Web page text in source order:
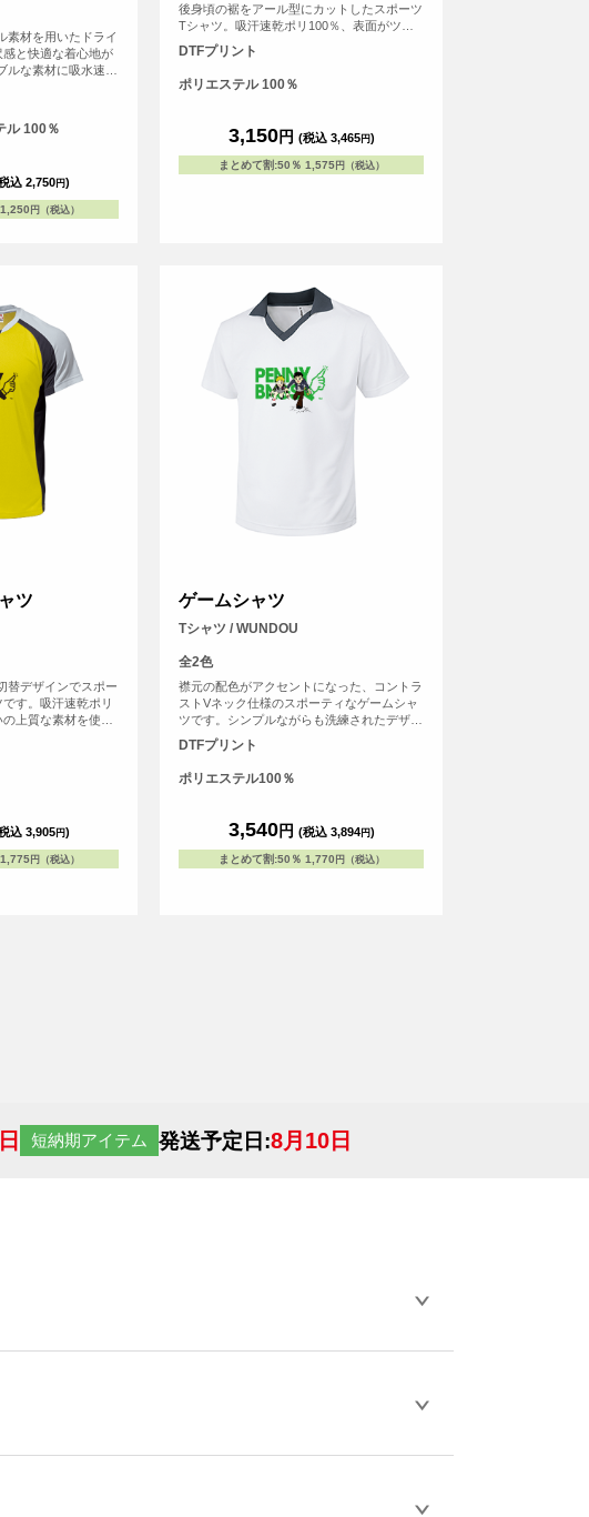
素材を用いたドライ
と快適な着心地が
な素材に吸水速乾
スポーツや日常の
ます。セミダル糸
けにくさと、適度な
パクト設計で動きや
の閲覧環境によ
なって見える場合が
ル 100％
込 2,750円)
1,250 円（税込）
後身頃の裾をアール型にカットしたスポーツ
Tシャツ。吸汗速乾ポリ100％、表面がツル
っとしていてプリントしやすい素材です。伸
縮性のあるウーリー糸を使用しており、引っ
張りにも強くなっています。あらゆるスポー
ツに幅広く使える切替デザインスポーツTシ
ボール、バレーボールなど、サッカーに限ら
ずあらゆるスポーツにご利用いただいていま
す。
DTFプリント
ポリエステル 100％
3,150円 (税込 3,465円)
まとめて割:50％ 1,575円（税込）
ツ
替デザインでスポー
す。吸汗速乾ポリ
上質な素材を使用
のあるウーリー糸で
バドミントンやラ
、サークルや団体・
用されています。
込 3,905円)
1,775円（税込）
ゲームシャツ
Tシャツ / WUNDOU
全2色
襟元の配色がアクセントになった、コントラ
ストVネック仕様のスポーティなゲームシャ
ツです。シンプルながらも洗練されたデザイ
ンは、チームユニフォームや練習着に最適。
素材にはポリエステル100％の吸汗速乾生地
を採用しており、汗を素早く吸収・拡散しま
す。激しい運動中でもベタつきを抑え、ドラ
ュアルウェアとしても提案できる汎用性があ
るためチーム・団体・オリジナルブランド・
イベント用途まで幅広いシーンでご活用いた
DTFプリント
ポリエステル100％
3,540円 (税込 3,894円)
まとめて割:50％ 1,770 円（税込）
短納期アイテム 発送予定日:8月10日
作することが可能です。